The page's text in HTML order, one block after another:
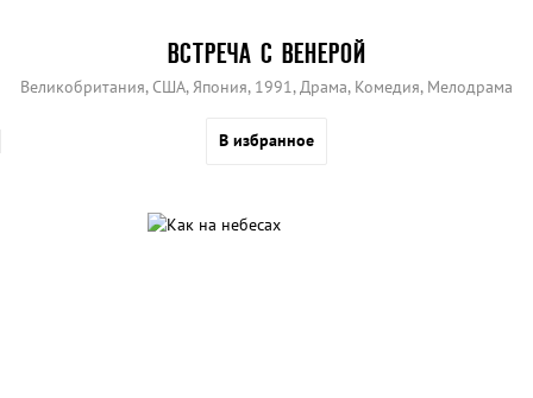
ВСТРЕЧА С ВЕНЕРОЙ
Великобритания, США, Япония, 1991, Драма, Комедия, Мелодрама
В избранное